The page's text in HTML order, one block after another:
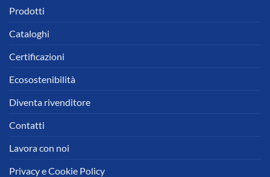
Prodotti
Cataloghi
Certificazioni
Ecosostenibilità
Diventa rivenditore
Contatti
Lavora con noi
Privacy e Cookie Policy